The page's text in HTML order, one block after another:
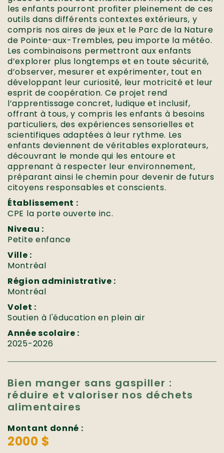
les enfants pourront profiter pleinement de ces
outils dans différents contextes extérieurs, y
compris nos aires de jeux et le Parc de la Nature
de Pointe-aux-Trembles, peu importe la météo.
Les combinaisons permettront aux enfants
d’explorer plus longtemps et en toute sécurité,
d’observer, mesurer et expérimenter, tout en
développant leur curiosité, leur motricité et leur
esprit de coopération. Ce projet rend
l’apprentissage concret, ludique et inclusif,
offrant à tous, y compris les enfants à besoins
particuliers, des expériences sensorielles et
scientifiques adaptées à leur rythme. Les
enfants deviennent de véritables explorateurs,
découvrant le monde qui les entoure et
apprenant à respecter leur environnement,
préparant ainsi le chemin pour devenir de futurs
citoyens responsables et conscients.
Établissement :
CPE la porte ouverte inc.
Niveau :
Petite enfance
Ville :
Montréal
Région administrative :
Montréal
Volet :
Soutien à l'éducation en plein air
Année scolaire :
2025-2026
Bien manger sans gaspiller :
réduire et valoriser nos déchets
alimentaires
Montant donné :
2000 $